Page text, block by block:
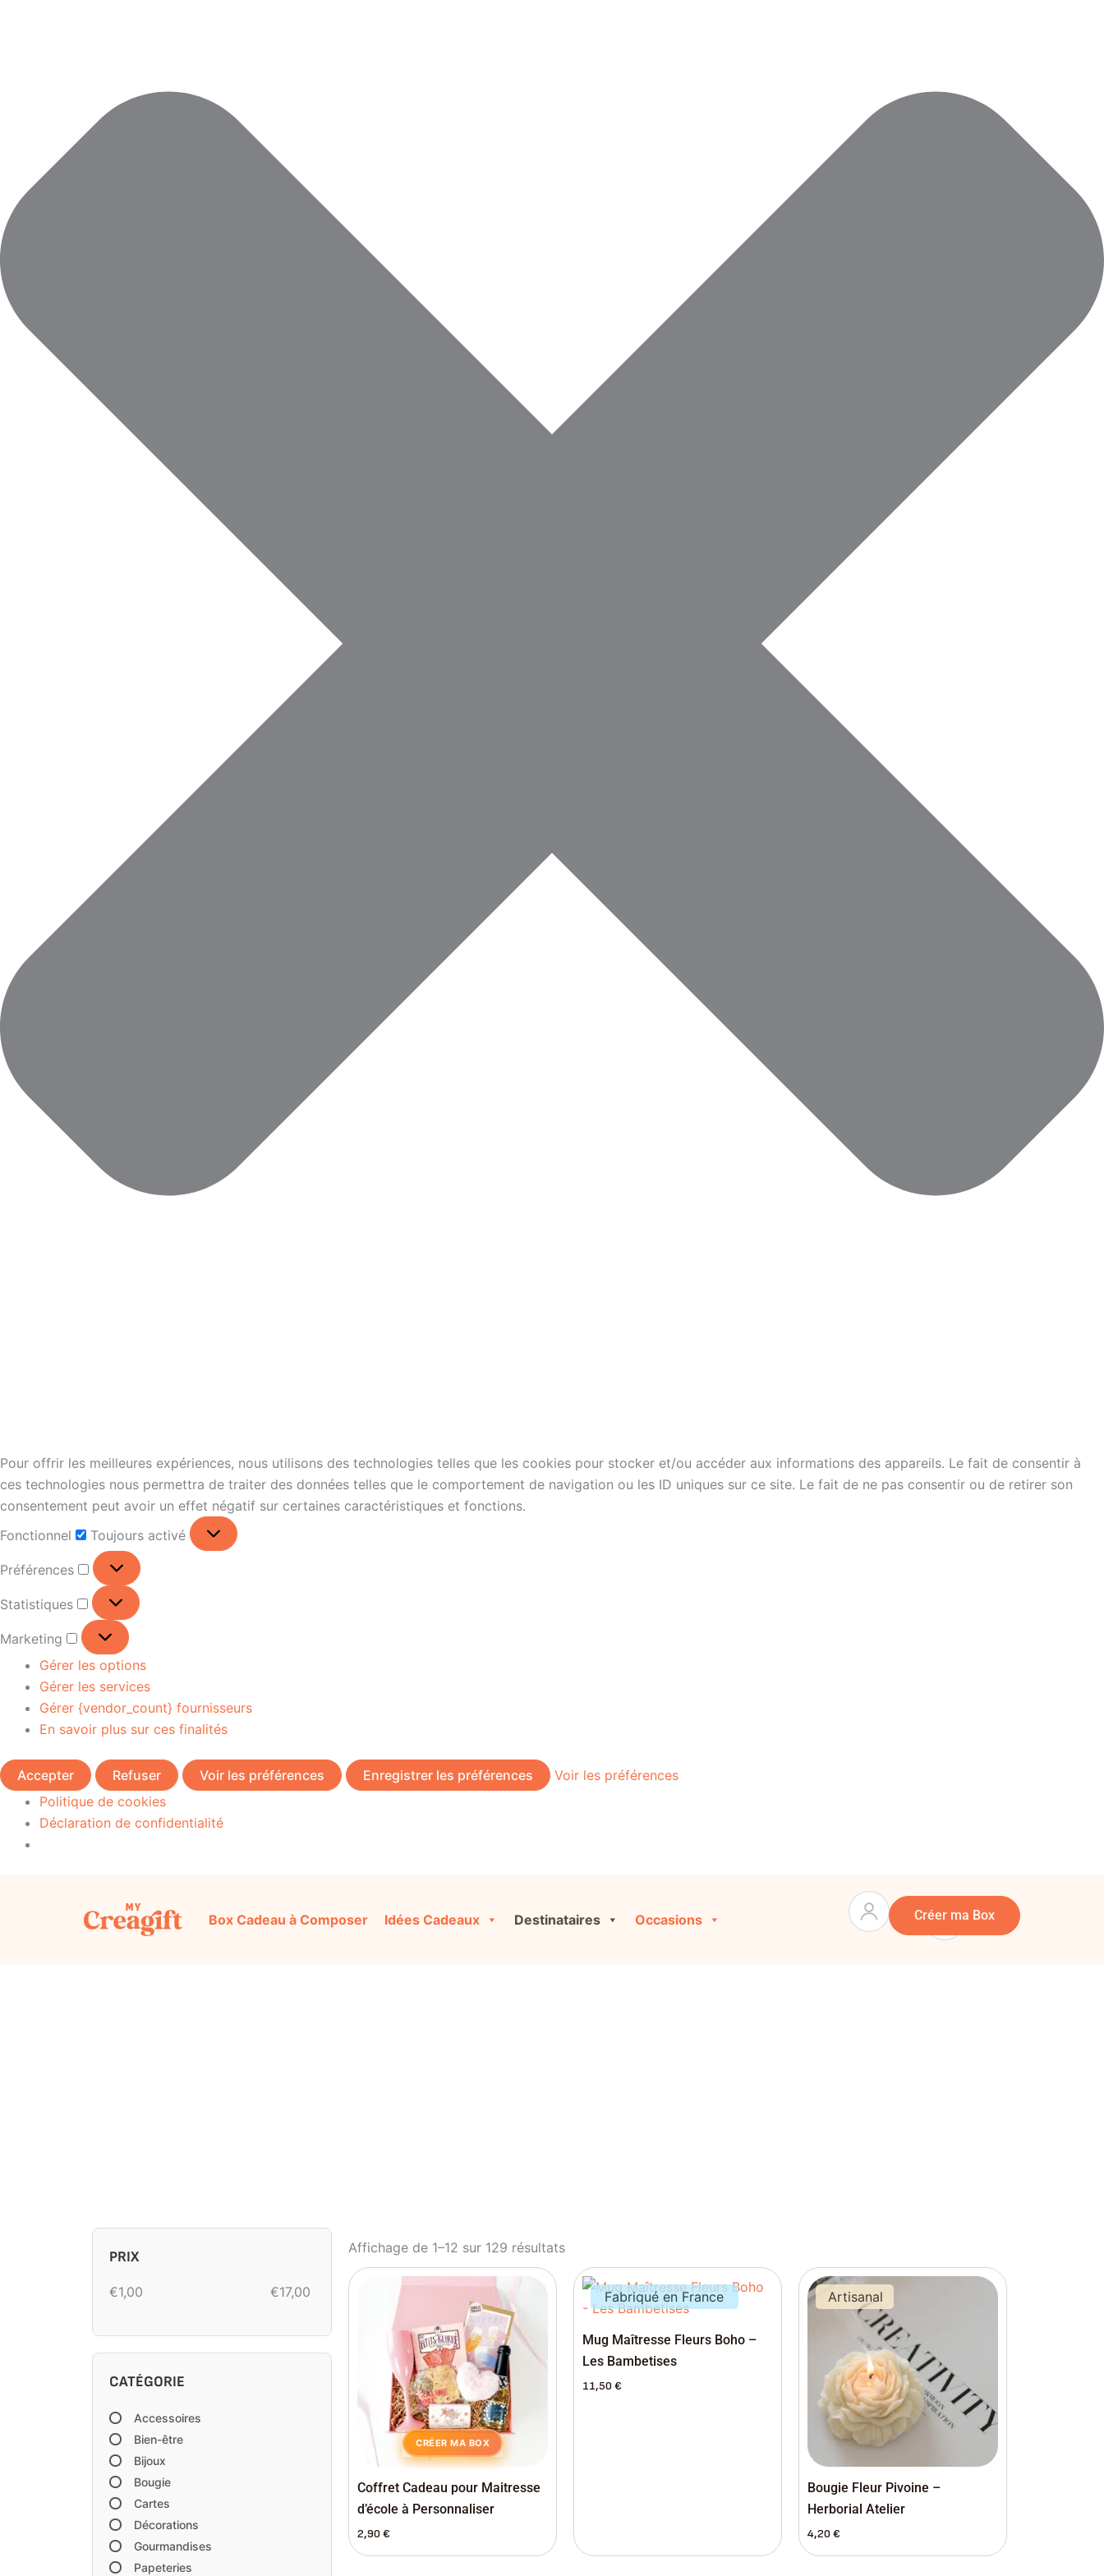
Pour offrir les meilleures expériences, nous utilisons des technologies telles que les cookies pour stocker et/ou accéder aux informations des appareils. Le fait de consentir à
ces technologies nous permettra de traiter des données telles que le comportement de navigation ou les ID uniques sur ce site. Le fait de ne pas consentir ou de retirer son
consentement peut avoir un effet négatif sur certaines caractéristiques et fonctions.
Fonctionnel
Toujours activé
Préférences
Statistiques
Marketing
Gérer les options
Gérer les services
Gérer {vendor_count} fournisseurs
En savoir plus sur ces finalités
Accepter Refuser Voir les préférences Enregistrer les préférences
Voir les préférences
Politique de cookies
Déclaration de confidentialité
Box Cadeau à Composer Idées Cadeaux Destinataires Occasions Panier
Créer ma Box
PRIX
€1,00 €17,00
CATÉGORIE
Accessoires
Bien-être
Bijoux
Bougie
Cartes
Décorations
Gourmandises
Papeteries
Affichage de 1–12 sur 129 résultats
CRÉER MA BOX
Coffret Cadeau pour Maitresse
d’école à Personnaliser
2,90€
Fabriqué en France
Mug Maîtresse Fleurs Boho –
Les Bambetises
11,50€
Artisanal
Bougie Fleur Pivoine –
Herborial Atelier
4,20€